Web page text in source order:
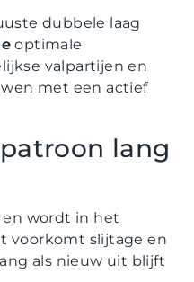
dubbele laag
optimale
valpartijen en
met een actief
lang
wordt in het
voorkomt slijtage en
als nieuw uit blijft